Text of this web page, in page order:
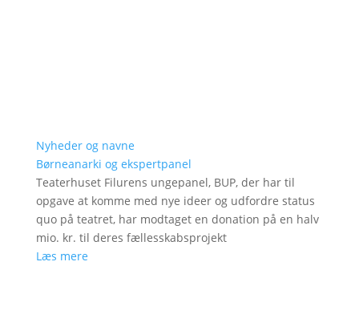
Nyheder og navne
Børneanarki og ekspertpanel
Teaterhuset Filurens ungepanel, BUP, der har til
opgave at komme med nye ideer og udfordre status
quo på teatret, har modtaget en donation på en halv
mio. kr. til deres fællesskabsprojekt
Læs mere